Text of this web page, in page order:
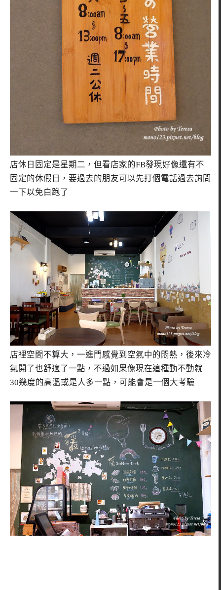
店休日固定是星期二，但看店家的FB發現好像還有不
固定的休假日，要過去的朋友可以先打個電話過去詢問
一下以免白跑了
店裡空間不算大，一進門感覺到空氣中的悶熱，後來冷
氣開了也舒適了一點，不過如果像現在這種動不動就
30幾度的高溫或是人多一點，可能會是一個大考驗